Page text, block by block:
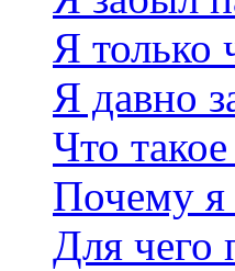
Я только
Я давно
Что
Почему я
Для чего